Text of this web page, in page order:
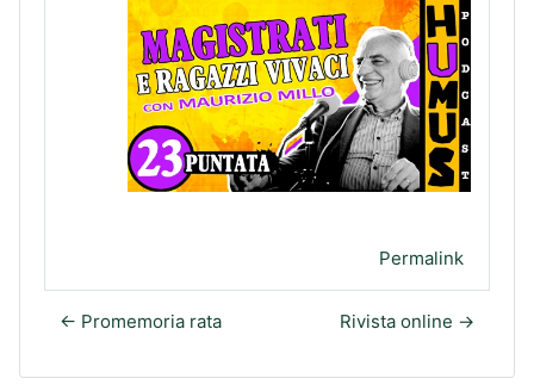
Permalink
← Promemoria rata Rivista online →